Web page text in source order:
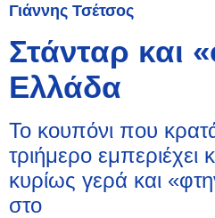
Γιάννης Τσέτσος
Στάνταρ και
Ελλάδα
Το κουπόνι που
τριήμερο εμπεριέχει
κυρίως γερά και
στο